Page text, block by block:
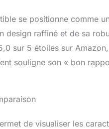
se positionne comme
design raffiné et de sa
sur 5 étoiles sur
souligne son « bon
de visualiser les